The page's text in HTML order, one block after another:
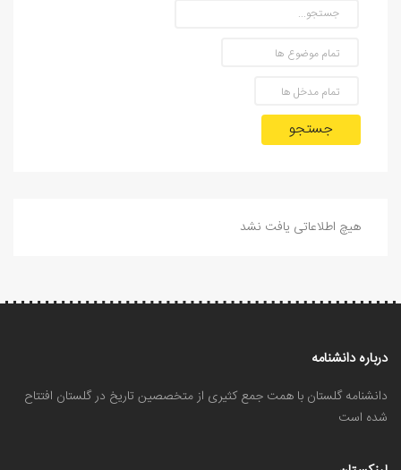
جستجو
هیچ اطلاعاتی یافت نشد
درباره دانشنامه
دانشنامه گلستان با همت جمع کثیری از متخصصین تاریخ در گلستان افتتاح
شده است